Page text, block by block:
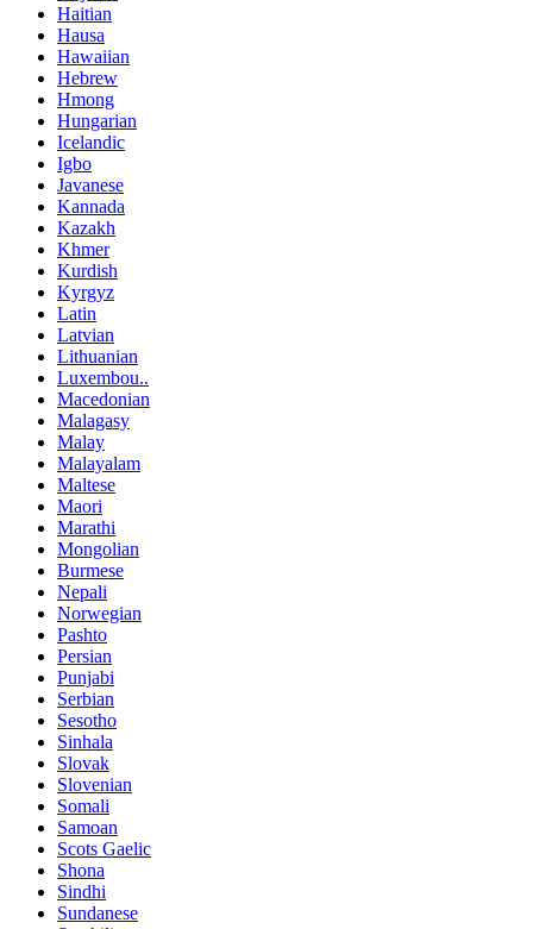
Haitian
Hausa
Hawaiian
Hebrew
Hmong
Hungarian
Icelandic
Igbo
Javanese
Kannada
Kazakh
Khmer
Kurdish
Kyrgyz
Latin
Latvian
Lithuanian
Luxembou..
Macedonian
Malagasy
Malay
Malayalam
Maltese
Maori
Marathi
Mongolian
Burmese
Nepali
Norwegian
Pashto
Persian
Punjabi
Serbian
Sesotho
Sinhala
Slovak
Slovenian
Somali
Samoan
Scots Gaelic
Shona
Sindhi
Sundanese